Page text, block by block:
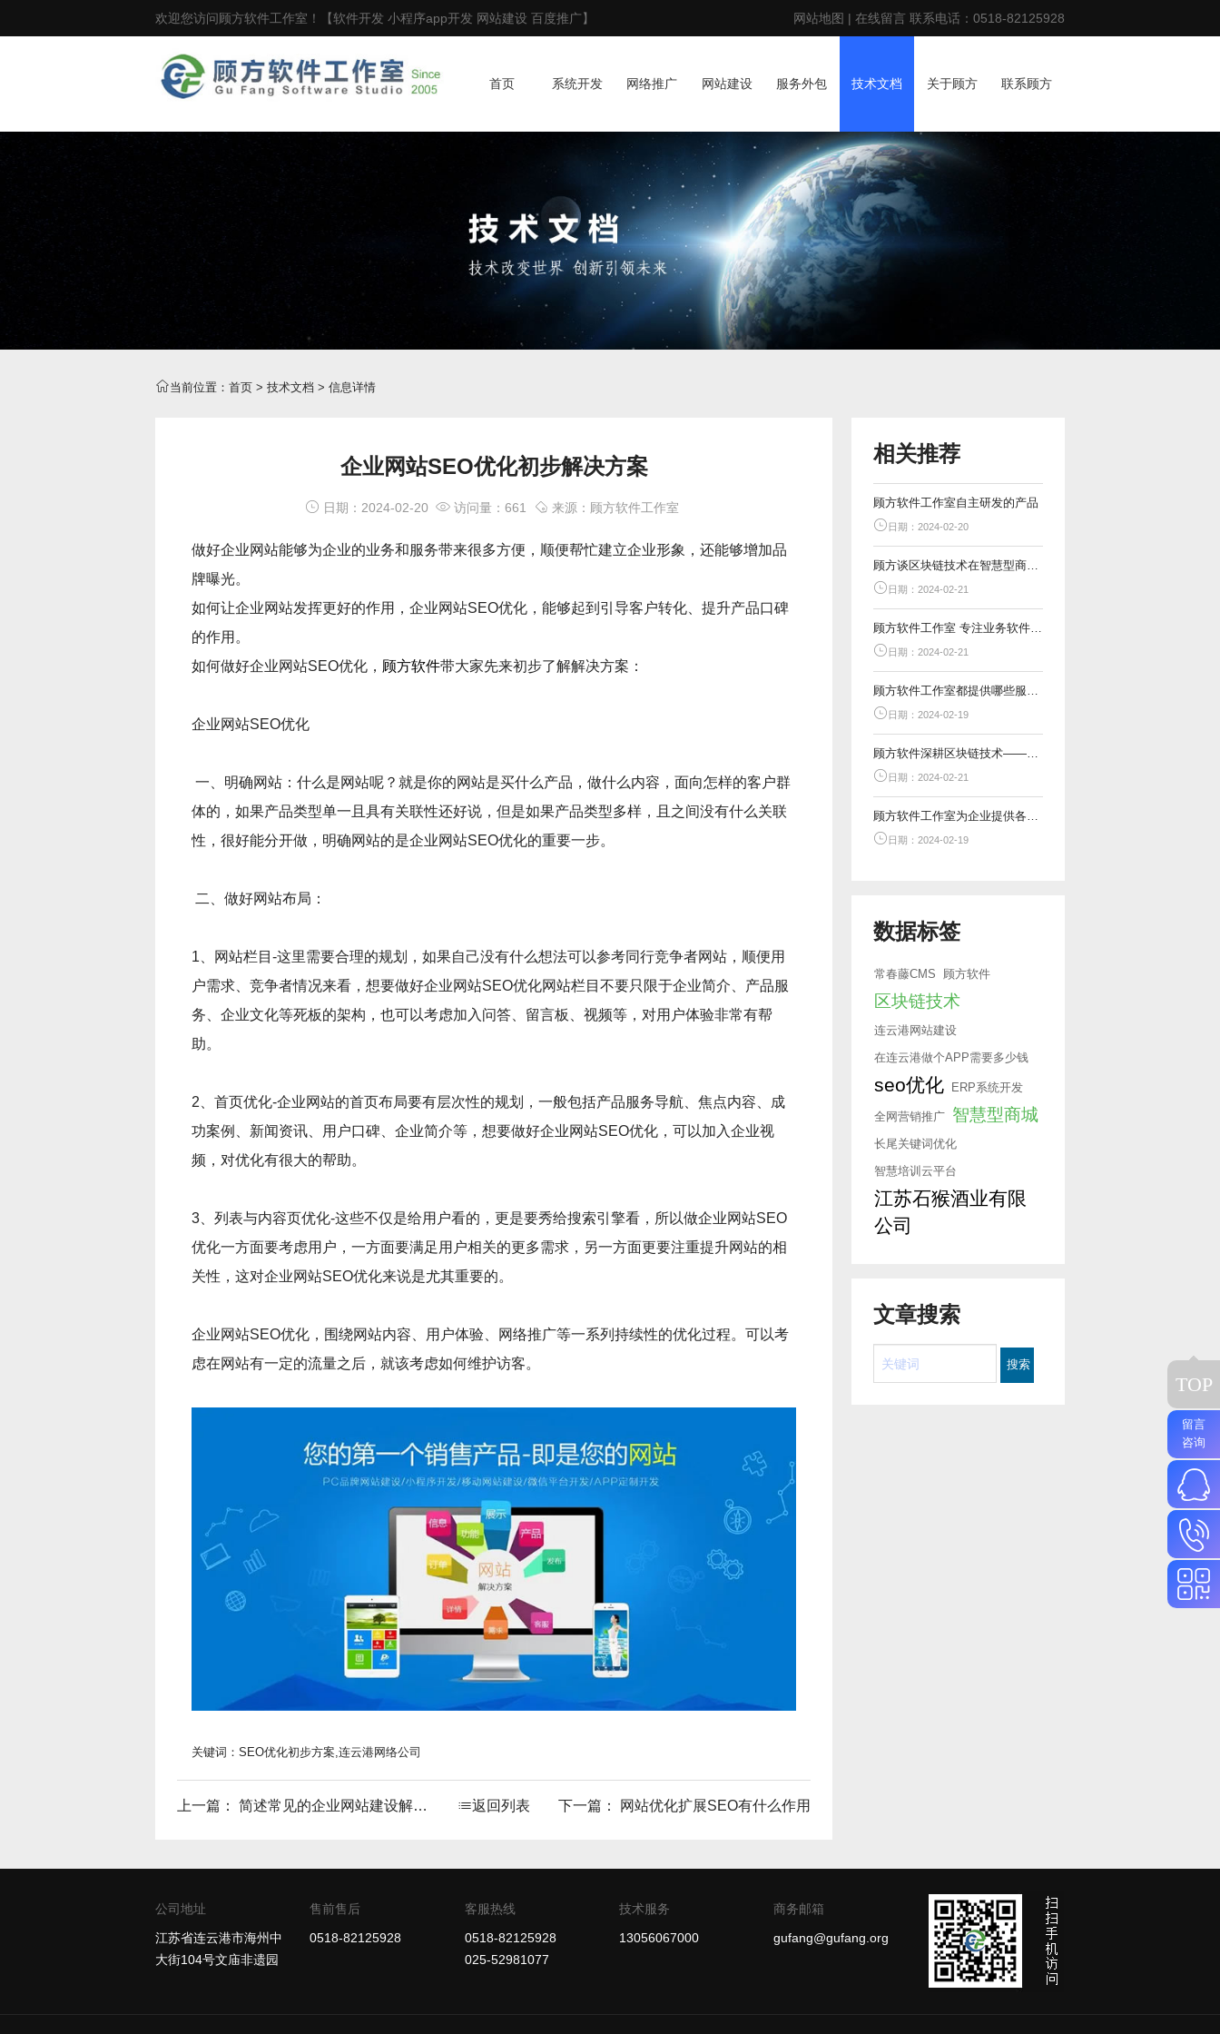
欢迎您访问顾方软件工作室！【软件开发 小程序app开发 网站建设 百度推广】 网站地图 | 在线留言 联系电话： 0518-82125928
首页 系统开发 网络推广 网站建设 服务外包 技术文档 关于顾方 联系顾方
当前位置： 首页 > 技术文档 > 信息详情
企业网站SEO优化初步解决方案
日期：2024-02-20 访问量：661 来源：顾方软件工作室
做好企业网站能够为企业的业务和服务带来很多方便，顺便帮忙建立企业形象，还能够增加品
牌曝光。
如何让企业网站发挥更好的作用，企业网站SEO优化，能够起到引导客户转化、提升产品口碑
的作用。
如何做好企业网站SEO优化， 顾方软件带大家先来初步了解解决方案：
企业网站SEO优化
一、明确网站：什么是网站呢？就是你的网站是买什么产品，做什么内容，面向怎样的客户群
体的，如果产品类型单一且具有关联性还好说，但是如果产品类型多样，且之间没有什么关联
性，很好能分开做，明确网站的是企业网站SEO优化的重要一步。
二、做好网站布局：
1、网站栏目-这里需要合理的规划，如果自己没有什么想法可以参考同行竞争者网站，顺便用
户需求、竞争者情况来看，想要做好企业网站SEO优化网站栏目不要只限于企业简介、产品服
务、企业文化等死板的架构，也可以考虑加入问答、留言板、视频等，对用户体验非常有帮
助。
2、首页优化-企业网站的首页布局要有层次性的规划，一般包括产品服务导航、焦点内容、成
功案例、新闻资讯、用户口碑、企业简介等，想要做好企业网站SEO优化，可以加入企业视
频，对优化有很大的帮助。
3、列表与内容页优化-这些不仅是给用户看的，更是要秀给搜索引擎看，所以做企业网站SEO
优化一方面要考虑用户，一方面要满足用户相关的更多需求，另一方面更要注重提升网站的相
关性，这对企业网站SEO优化来说是尤其重要的。
企业网站SEO优化，围绕网站内容、用户体验、网络推广等一系列持续性的优化过程。可以考
虑在网站有一定的流量之后，就该考虑如何维护访客。
关键词：SEO优化初步方案,连云港网络公司
上一篇： 简述常见的企业网站建设解决方案 返回列表 下一篇： 网站优化扩展SEO有什么作用
相关推荐
顾方软件工作室自主研发的产品
日期：2024-02-20
顾方谈区块链技术在智慧型商城中的应用
日期：2024-02-21
顾方软件工作室 专注业务软件开发
日期：2024-02-21
顾方软件工作室都提供哪些服务？
日期：2024-02-19
顾方软件深耕区块链技术——智慧链商城落地应用
日期：2024-02-21
顾方软件工作室为企业提供各类网络系统的开发与定制服务
日期：2024-02-19
数据标签
常春藤CMS 顾方软件
区块链技术
连云港网站建设
在连云港做个APP需要多少钱
seo优化 ERP系统开发
全网营销推广 智慧型商城
长尾关键词优化
智慧培训云平台
江苏石猴酒业有限
公司
文章搜索
公司地址
江苏省连云港市海州中
大街104号文庙非遗园
售前售后
0518-82125928
客服热线
0518-82125928
025-52981077
技术服务
13056067000
商务邮箱
gufang@gufang.org
TOP
留言
咨询